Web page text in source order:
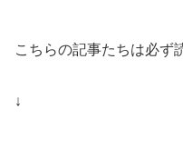
こちらの記事たちは必ず
↓